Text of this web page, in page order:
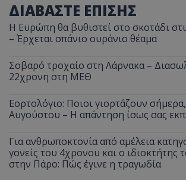
ΔΙΑΒΑΣΤΕ ΕΠΙΣΗΣ
Η Ευρώπη θα βυθιστεί στο σκοτάδι
– Έρχεται σπάνιο ουράνιο θέαμα
Σοβαρό τροχαίο στη Λάρνακα –
22χρονη στη ΜΕΘ
Εορτολόγιο: Ποιοι γιορτάζουν
Αυγούστου – Η απάντηση ίσως σας
Για ανθρωποκτονία από αμέλεια
γονείς του 4χρονου και ο ιδιοκτήτης
στην Πάρο: Πώς έγινε η τραγωδία